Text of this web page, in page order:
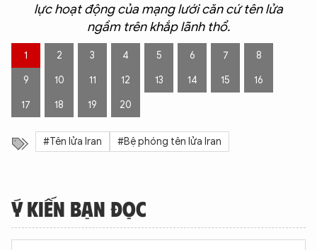
lực hoạt động của mạng lưới căn cứ tên lửa
ngầm trên khắp lãnh thổ.
1 2 3 4 5 6 7 8
9 10 11 12 13 14 15 16
17 18 19 20
#Tên lửa Iran #Bệ phóng tên lửa Iran
Ý KIẾN BẠN ĐỌC